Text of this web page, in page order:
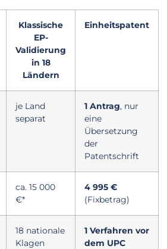
Klassische
EP-
Validierung
in 18
Ländern
Einheitspatent
je Land
separat
1 Antrag, nur
eine
Übersetzung
der
Patentschrift
ca. 15 000
€*
4 995 €
(Fixbetrag)
18 nationale
Klagen
1 Verfahren vor
dem UPC